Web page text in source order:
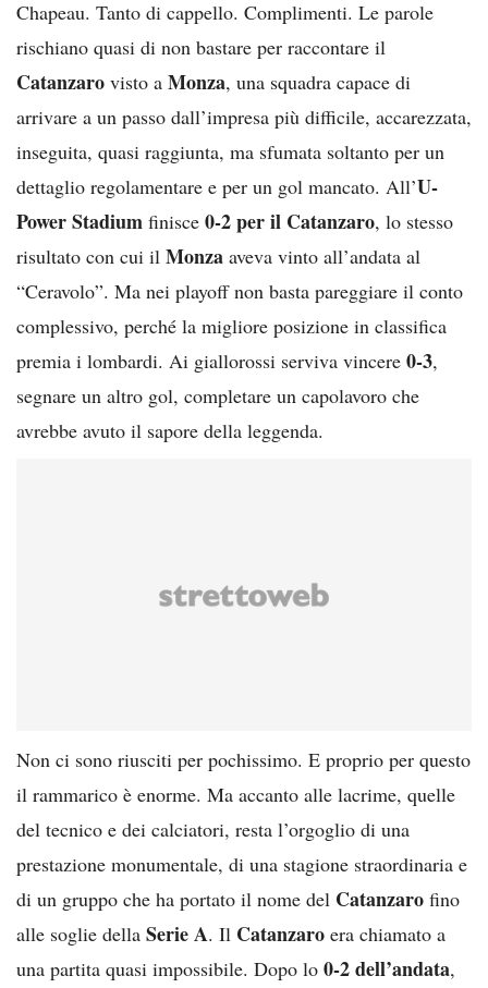
Chapeau. Tanto di cappello. Complimenti. Le parole
rischiano quasi di non bastare per raccontare il
Catanzaro visto a Monza, una squadra capace di
arrivare a un passo dall’impresa più difficile, accarezzata,
inseguita, quasi raggiunta, ma sfumata soltanto per un
dettaglio regolamentare e per un gol mancato. All’U-
Power Stadium finisce 0-2 per il Catanzaro, lo stesso
risultato con cui il Monza aveva vinto all’andata al
“Ceravolo”. Ma nei playoff non basta pareggiare il conto
complessivo, perché la migliore posizione in classifica
premia i lombardi. Ai giallorossi serviva vincere 0-3,
segnare un altro gol, completare un capolavoro che
avrebbe avuto il sapore della leggenda.
Non ci sono riusciti per pochissimo. E proprio per questo
il rammarico è enorme. Ma accanto alle lacrime, quelle
del tecnico e dei calciatori, resta l’orgoglio di una
prestazione monumentale, di una stagione straordinaria e
di un gruppo che ha portato il nome del Catanzaro fino
alle soglie della Serie A. Il Catanzaro era chiamato a
una partita quasi impossibile. Dopo lo 0-2 dell’andata,